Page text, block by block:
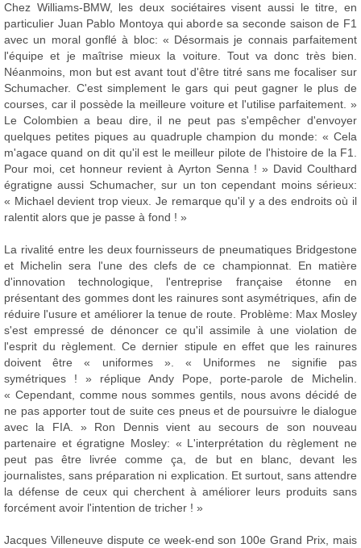
Chez Williams-BMW, les deux sociétaires visent aussi le titre, en
particulier Juan Pablo Montoya qui aborde sa seconde saison de F1
avec un moral gonflé à bloc: « Désormais je connais parfaitement
l'équipe et je maîtrise mieux la voiture. Tout va donc très bien.
Néanmoins, mon but est avant tout d'être titré sans me focaliser sur
Schumacher. C'est simplement le gars qui peut gagner le plus de
courses, car il possède la meilleure voiture et l'utilise parfaitement. »
Le Colombien a beau dire, il ne peut pas s'empêcher d'envoyer
quelques petites piques au quadruple champion du monde: « Cela
m'agace quand on dit qu'il est le meilleur pilote de l'histoire de la F1.
Pour moi, cet honneur revient à Ayrton Senna ! » David Coulthard
égratigne aussi Schumacher, sur un ton cependant moins sérieux:
« Michael devient trop vieux. Je remarque qu'il y a des endroits où il
ralentit alors que je passe à fond ! »
La rivalité entre les deux fournisseurs de pneumatiques Bridgestone
et Michelin sera l'une des clefs de ce championnat. En matière
d'innovation technologique, l'entreprise française étonne en
présentant des gommes dont les rainures sont asymétriques, afin de
réduire l'usure et améliorer la tenue de route. Problème: Max Mosley
s'est empressé de dénoncer ce qu'il assimile à une violation de
l'esprit du règlement. Ce dernier stipule en effet que les rainures
doivent être « uniformes ». « Uniformes ne signifie pas
symétriques ! » réplique Andy Pope, porte-parole de Michelin.
« Cependant, comme nous sommes gentils, nous avons décidé de
ne pas apporter tout de suite ces pneus et de poursuivre le dialogue
avec la FIA. » Ron Dennis vient au secours de son nouveau
partenaire et égratigne Mosley: « L'interprétation du règlement ne
peut pas être livrée comme ça, de but en blanc, devant les
journalistes, sans préparation ni explication. Et surtout, sans attendre
la défense de ceux qui cherchent à améliorer leurs produits sans
forcément avoir l'intention de tricher ! »
Jacques Villeneuve dispute ce week-end son 100e Grand Prix, mais